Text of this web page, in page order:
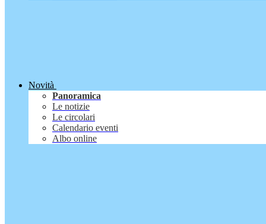
Novità
Panoramica
Le notizie
Le circolari
Calendario eventi
Albo online